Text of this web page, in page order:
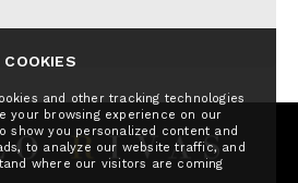
and other tracking technologies
your browsing experience on our
show you personalized content and
to analyze our website traffic, and
where our visitors are coming